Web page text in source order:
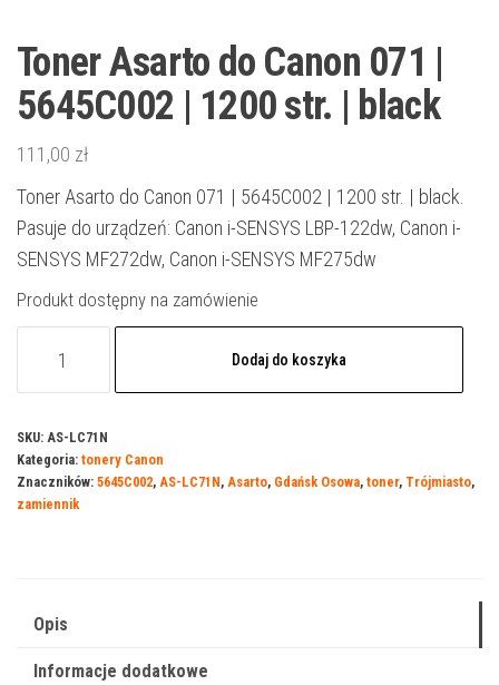
Toner Asarto do Canon 071 |
5645C002 | 1200 str. | black
111,00 zł
Toner Asarto do Canon 071 | 5645C002 | 1200 str. | black.
Pasuje do urządzeń: Canon i-SENSYS LBP-122dw, Canon i-
SENSYS MF272dw, Canon i-SENSYS MF275dw
Produkt dostępny na zamówienie
do
Canon
071
1200
Dodaj do koszyka
SKU: AS-LC71N
Kategoria: tonery Canon
Znaczników: 5645C002, AS-LC71N, Asarto, Gdańsk Osowa, toner, Trójmiasto,
zamiennik
Opis
Informacje dodatkowe